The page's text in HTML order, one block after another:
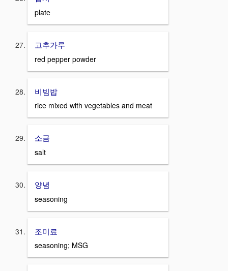
plate
고추가루
red pepper powder
비빔밥
rice mixed with vegetables and meat
소금
salt
양념
seasoning
조미료
seasoning; MSG